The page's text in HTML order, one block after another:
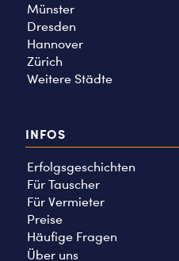
Münster
Dresden
Hannover
Zürich
Weitere Städte
INFOS
Erfolgsgeschichten
Für Tauscher
Für Vermieter
Preise
Häufige Fragen
Über uns